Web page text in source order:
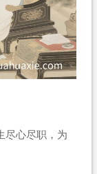
尽心尽职，为